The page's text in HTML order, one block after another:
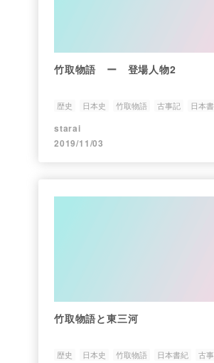
竹取物語 ー 登場人物2
歴史 日本史 竹取物語 古事記 日本
starai
2019/11/03
竹取物語と東三河
歴史 日本史 竹取物語 日本書紀 古